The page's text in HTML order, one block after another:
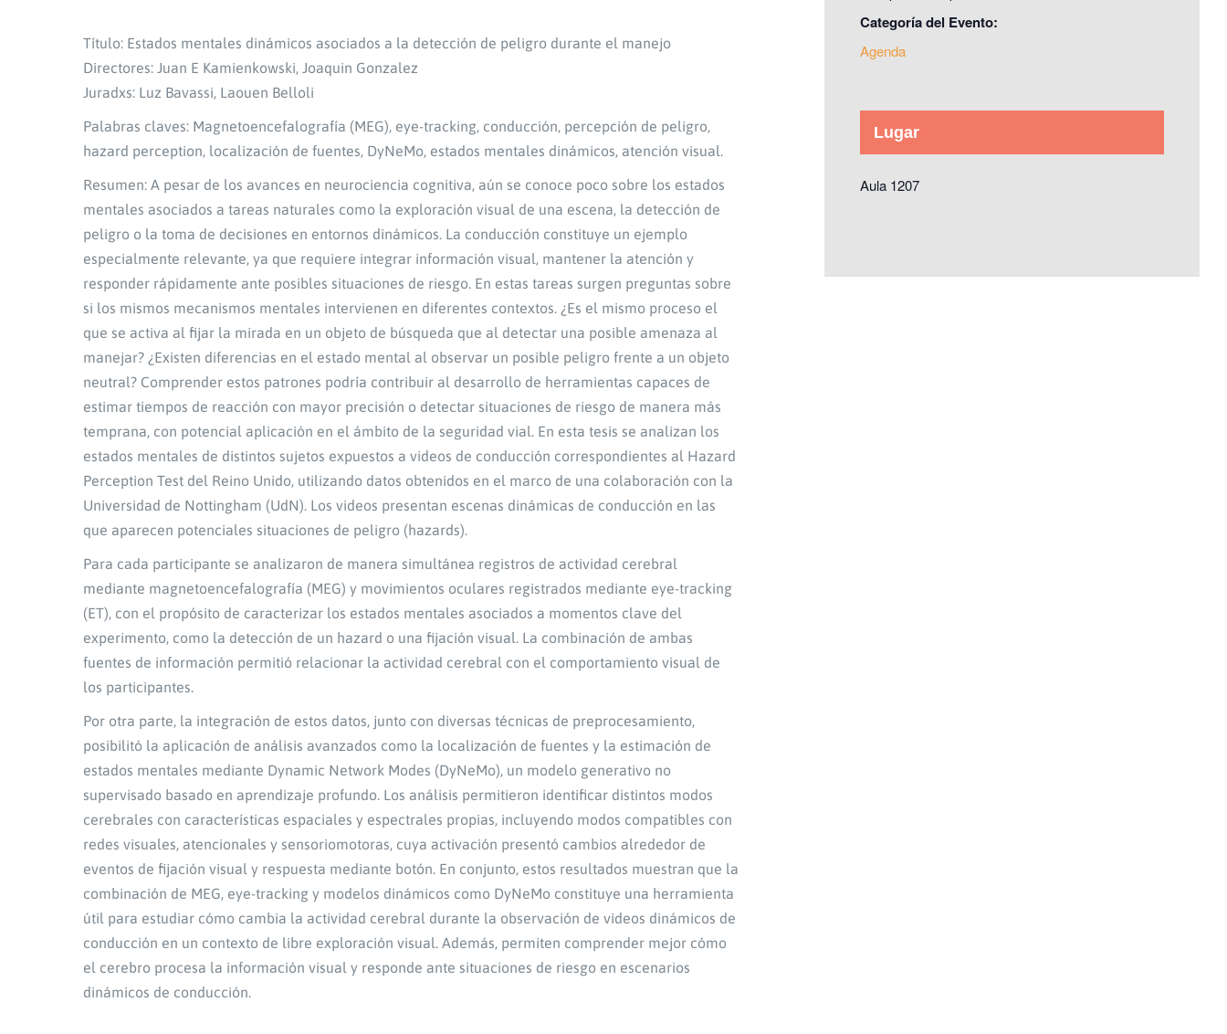
Título: Estados mentales dinámicos asociados a la detección de peligro durante el manejo
Directores: Juan E Kamienkowski, Joaquin Gonzalez
Juradxs: Luz Bavassi, Laouen Belloli
Palabras claves: Magnetoencefalografía (MEG), eye-tracking, conducción, percepción de peligro,
hazard perception, localización de fuentes, DyNeMo, estados mentales dinámicos, atención visual.
Resumen: A pesar de los avances en neurociencia cognitiva, aún se conoce poco sobre los estados
mentales asociados a tareas naturales como la exploración visual de una escena, la detección de
peligro o la toma de decisiones en entornos dinámicos. La conducción constituye un ejemplo
especialmente relevante, ya que requiere integrar información visual, mantener la atención y
responder rápidamente ante posibles situaciones de riesgo. En estas tareas surgen preguntas sobre
si los mismos mecanismos mentales intervienen en diferentes contextos. ¿Es el mismo proceso el
que se activa al fijar la mirada en un objeto de búsqueda que al detectar una posible amenaza al
manejar? ¿Existen diferencias en el estado mental al observar un posible peligro frente a un objeto
neutral? Comprender estos patrones podría contribuir al desarrollo de herramientas capaces de
estimar tiempos de reacción con mayor precisión o detectar situaciones de riesgo de manera más
temprana, con potencial aplicación en el ámbito de la seguridad vial. En esta tesis se analizan los
estados mentales de distintos sujetos expuestos a videos de conducción correspondientes al Hazard
Perception Test del Reino Unido, utilizando datos obtenidos en el marco de una colaboración con la
Universidad de Nottingham (UdN). Los videos presentan escenas dinámicas de conducción en las
que aparecen potenciales situaciones de peligro (hazards).
Para cada participante se analizaron de manera simultánea registros de actividad cerebral
mediante magnetoencefalografía (MEG) y movimientos oculares registrados mediante eye-tracking
(ET), con el propósito de caracterizar los estados mentales asociados a momentos clave del
experimento, como la detección de un hazard o una fijación visual. La combinación de ambas
fuentes de información permitió relacionar la actividad cerebral con el comportamiento visual de
los participantes.
Por otra parte, la integración de estos datos, junto con diversas técnicas de preprocesamiento,
posibilitó la aplicación de análisis avanzados como la localización de fuentes y la estimación de
estados mentales mediante Dynamic Network Modes (DyNeMo), un modelo generativo no
supervisado basado en aprendizaje profundo. Los análisis permitieron identificar distintos modos
cerebrales con características espaciales y espectrales propias, incluyendo modos compatibles con
redes visuales, atencionales y sensoriomotoras, cuya activación presentó cambios alrededor de
eventos de fijación visual y respuesta mediante botón. En conjunto, estos resultados muestran que la
combinación de MEG, eye-tracking y modelos dinámicos como DyNeMo constituye una herramienta
útil para estudiar cómo cambia la actividad cerebral durante la observación de videos dinámicos de
conducción en un contexto de libre exploración visual. Además, permiten comprender mejor cómo
el cerebro procesa la información visual y responde ante situaciones de riesgo en escenarios
dinámicos de conducción.
Categoría del Evento:
Agenda
Lugar
Aula 1207